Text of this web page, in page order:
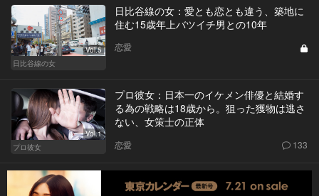
Vol.5
日比谷線の女
日比谷線の女：愛とも恋とも違う、築地に
住む15歳年上バツイチ男との10年
恋愛
Vol.1
プロ彼女
プロ彼女：日本一のイケメン俳優と結婚す
る為の戦略は18歳から。狙った獲物は逃さ
ない、女策士の正体
恋愛 133